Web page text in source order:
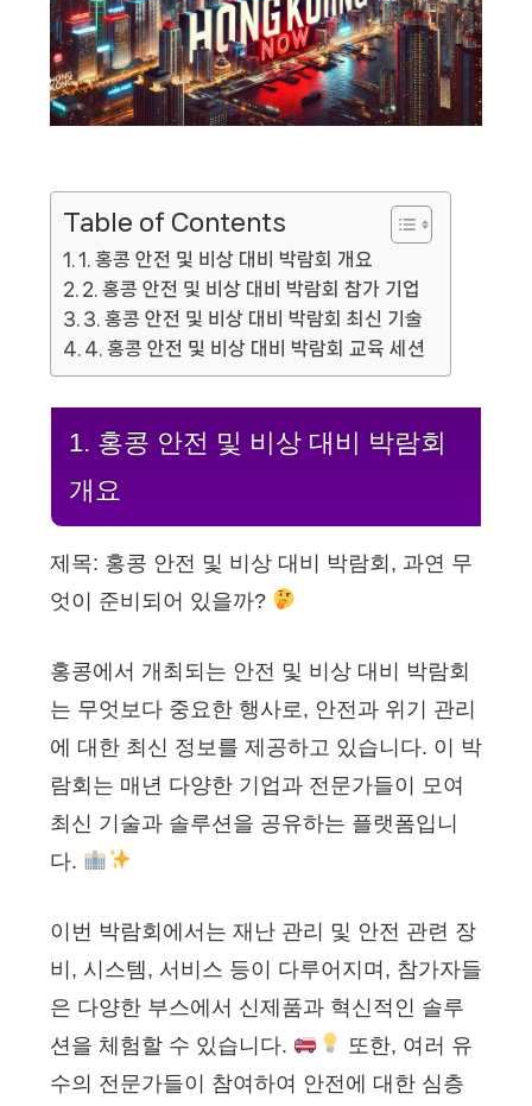
Table of Contents
1. 홍콩 안전 및 비상 대비 박람회 개요
2. 홍콩 안전 및 비상 대비 박람회 참가 기업
3. 홍콩 안전 및 비상 대비 박람회 최신 기술
4. 홍콩 안전 및 비상 대비 박람회 교육 세션
1. 홍콩 안전 및 비상 대비 박람회
개요
제목: 홍콩 안전 및 비상 대비 박람회, 과연 무
엇이 준비되어 있을까?
홍콩에서 개최되는 안전 및 비상 대비 박람회
는 무엇보다 중요한 행사로, 안전과 위기 관리
에 대한 최신 정보를 제공하고 있습니다. 이 박
람회는 매년 다양한 기업과 전문가들이 모여
최신 기술과 솔루션을 공유하는 플랫폼입니
다.
이번 박람회에서는 재난 관리 및 안전 관련 장
비, 시스템, 서비스 등이 다루어지며, 참가자들
은 다양한 부스에서 신제품과 혁신적인 솔루
션을 체험할 수 있습니다.
또한, 여러 유
수의 전문가들이 참여하여 안전에 대한 심층